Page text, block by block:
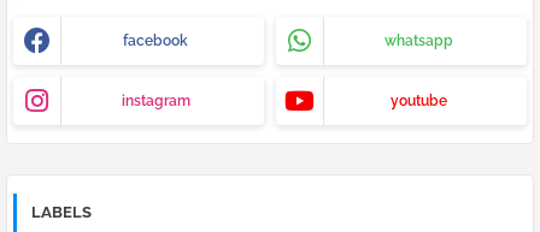
facebook whatsapp
instagram youtube
LABELS